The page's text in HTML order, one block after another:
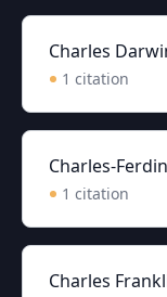
Charles
1 citation
Charles-
1 citation
Charles